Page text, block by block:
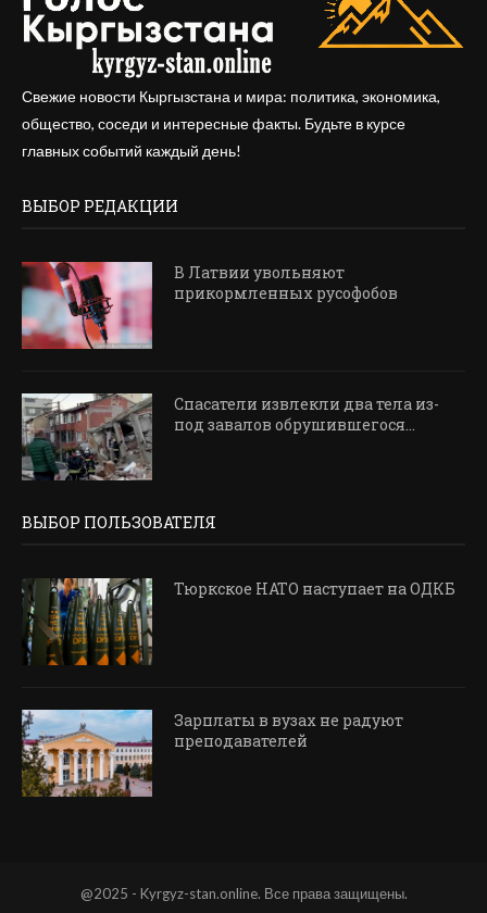
Свежие новости Кыргызстана и мира: политика, экономика,
общество, соседи и интересные факты. Будьте в курсе
главных событий каждый день!
ВЫБОР РЕДАКЦИИ
В Латвии увольняют
прикормленных русофобов
Спасатели извлекли два тела из-
под завалов обрушившегося...
ВЫБОР ПОЛЬЗОВАТЕЛЯ
Тюркское НАТО наступает на ОДКБ
Зарплаты в вузах не радуют
преподавателей
@2025 - Kyrgyz-stan.online. Все права защищены.